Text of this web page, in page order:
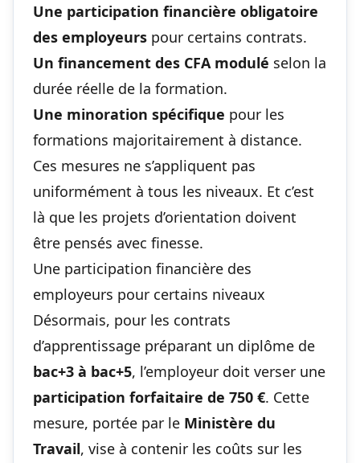
Une participation financière obligatoire
des employeurs pour certains contrats.
Un financement des CFA modulé selon la
durée réelle de la formation.
Une minoration spécifique pour les
formations majoritairement à distance.
Ces mesures ne s’appliquent pas
uniformément à tous les niveaux. Et c’est
là que les projets d’orientation doivent
être pensés avec finesse.
Une participation financière des
employeurs pour certains niveaux
Désormais, pour les contrats
d’apprentissage préparant un diplôme de
bac+3 à bac+5, l’employeur doit verser une
participation forfaitaire de 750 €. Cette
mesure, portée par le Ministère du
Travail, vise à contenir les coûts sur les